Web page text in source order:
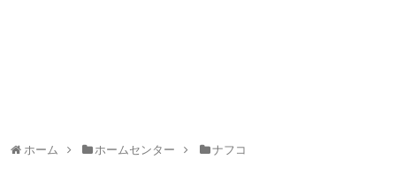
ホーム ホームセンター ナフコ